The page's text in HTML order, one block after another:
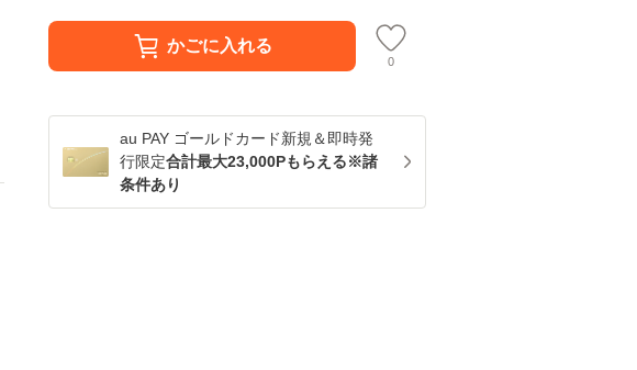
かごに入れる
0
au PAY ゴールドカード新規＆即時発
行限定合計最大23,000Pもらえる※諸
条件あり